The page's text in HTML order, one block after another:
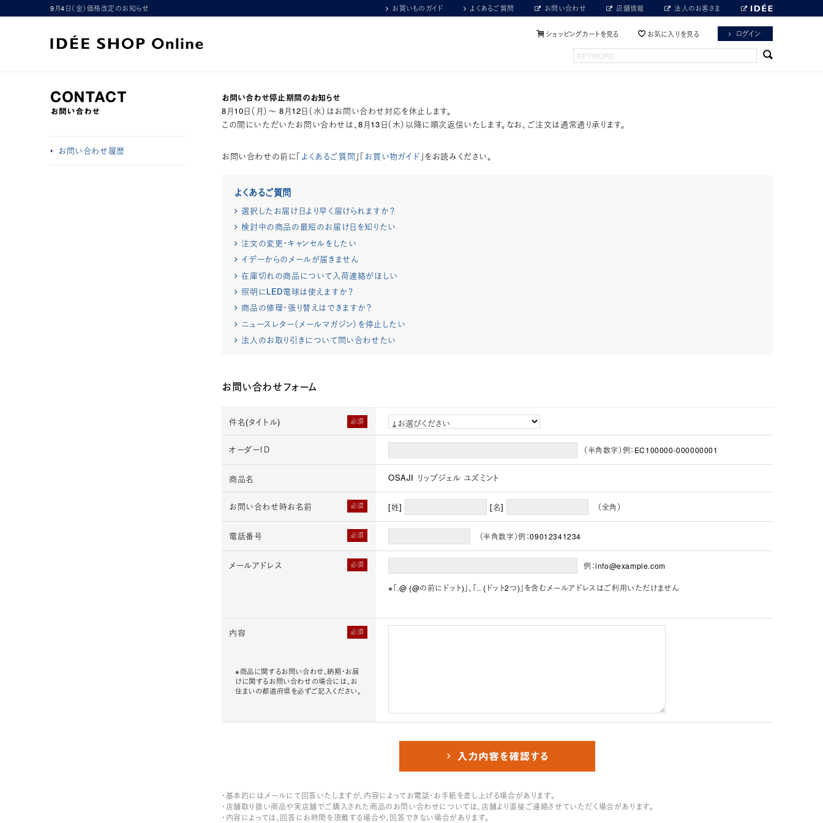
9月4日（金）価格改定のお知らせ お買いものガイド よくあるご質問 お問い合わせ 店舗情報 法人のお客さま
ショッピングカートを見る お気に入りを見る ログイン
お問い合わせ履歴
お問い合わせ停止期間のお知らせ
8月10日（月）～ 8月12日（水）はお問い合わせ対応を休止します。
この間にいただいたお問い合わせは、8月13日（木）以降に順次返信いたします。なお、ご注文は通常通り承ります。
お問い合わせの前に「よくあるご質問 」「お買い物ガイド 」をお読みください。
よくあるご質問
選択したお届け日より早く届けられますか？
検討中の商品の最短のお届け日を知りたい
注文の変更・キャンセルをしたい
イデーからのメールが届きません
在庫切れの商品について入荷連絡がほしい
照明にLED電球は使えますか？
商品の修理・張り替えはできますか？
ニュースレター（メールマガジン）を停止したい
法人のお取り引きについて問い合わせたい
お問い合わせフォーム
必須
件名(タイトル)
オーダーＩＤ （半角数字）例：EC100000-000000001
商品名 OSAJI リップジェル ユズミント
必須
お問い合わせ時お名前 [姓] [名] （全角）
必須
電話番号 （半角数字）例：09012341234
必須
メールアドレス 例：info@example.com
※「.@ (@の前にドット)」、「.. (ドット2つ)」を含むメールアドレスはご利用いただけません
必須
内容
※商品に関するお問い合わせ、納期・お届
けに関するお問い合わせの場合には、お
住まいの都道府県を必ずご記入ください。
・基本的にはメールにて回答いたしますが、内容によってお電話・お手紙を差し上げる場合があります。
・店舗取り扱い商品や実店舗でご購入された商品のお問い合わせについては、店舗より直接ご連絡させていただく場合があります。
・内容によっては、回答にお時間を頂戴する場合や、回答できない場合があります。